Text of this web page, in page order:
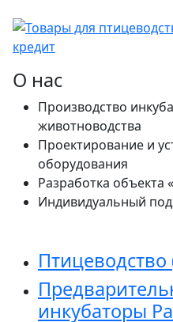
О нас
Производство
животноводства
Проектирование и
оборудования
Разработка объекта
Индивидуальный
Птицеводство
инкубаторы